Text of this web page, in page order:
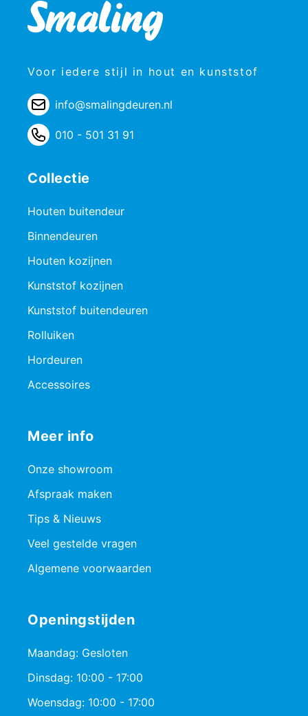
Voor iedere stijl in hout en kunststof
info@smalingdeuren.nl
010 - 501 31 91
Collectie
Houten buitendeur
Binnendeuren
Houten kozijnen
Kunststof kozijnen
Kunststof buitendeuren
Rolluiken
Hordeuren
Accessoires
Meer info
Onze showroom
Afspraak maken
Tips & Nieuws
Veel gestelde vragen
Algemene voorwaarden
Openingstijden
Maandag: Gesloten
Dinsdag: 10:00 - 17:00
Woensdag: 10:00 - 17:00